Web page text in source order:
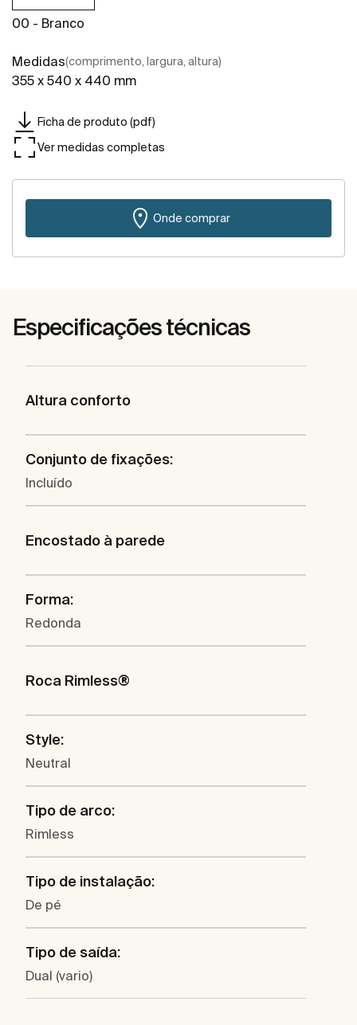
00 - Branco
Medidas(comprimento, largura, altura)
355 x 540 x 440 mm
Ficha de produto (pdf)
Ver medidas completas
Onde comprar
Especificações técnicas
Altura conforto
Conjunto de fixações:
Incluído
Encostado à parede
Forma:
Redonda
Roca Rimless®
Style:
Neutral
Tipo de arco:
Rimless
Tipo de instalação:
De pé
Tipo de saída:
Dual (vario)